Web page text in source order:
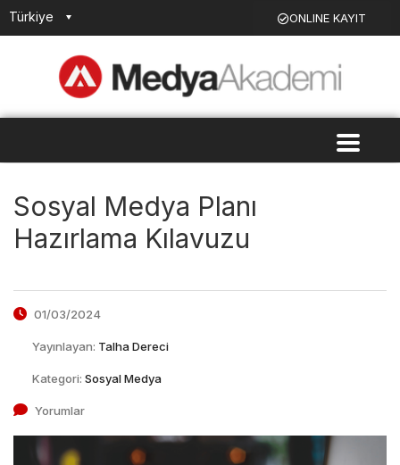
Türkiye ONLINE KAYIT
Sosyal Medya Planı
Hazırlama Kılavuzu
01/03/2024
Yayınlayan: Talha Dereci
Kategori: Sosyal Medya
Yorumlar